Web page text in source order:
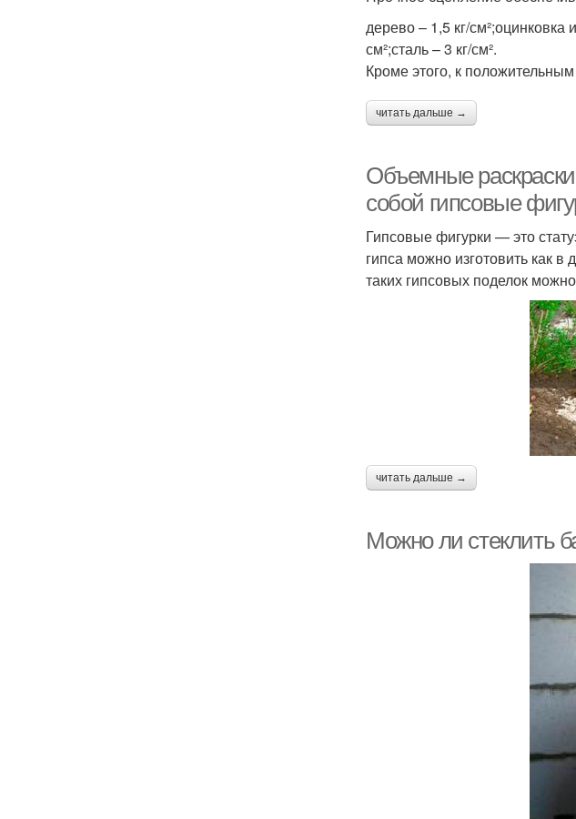
дерево – 1,5 кг/см²;оцинковка
см²;сталь – 3 кг/см².
Кроме этого, к
читать дальше →
Объемные
собой гипсовые
Гипсовые фигурки — это
гипса можно изготовить как
таких гипсовых поделок
читать дальше →
Можно ли стеклить